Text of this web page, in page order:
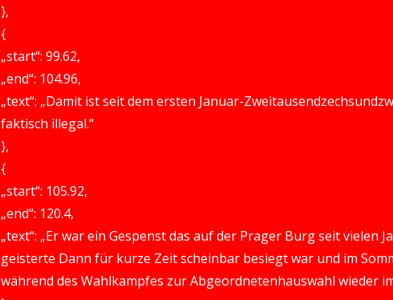
},
{
„start“: 99.62,
„end“: 104.96,
„text“: „Damit ist seit dem ersten Januar-
faktisch illegal.“
},
{
„start“: 105.92,
„end“: 120.4,
„text“: „Er war ein Gespenst das auf der Prager Burg seit vielen
geisterte Dann für kurze Zeit scheinbar besiegt war und im
während des Wahlkampfes zur Abgeordnetenhauswahl wieder